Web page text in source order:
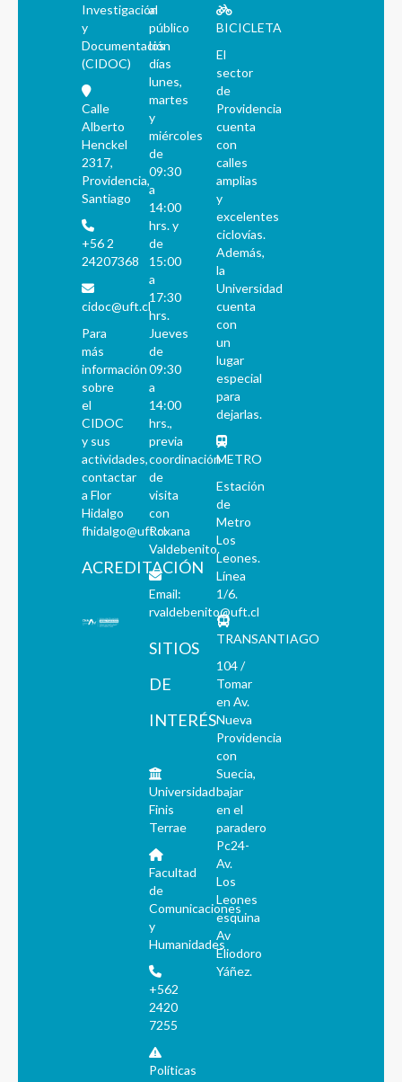
Investigación
y
Documentación
(CIDOC)
Calle
Alberto
Henckel
2317,
Providencia,
Santiago
+56 2
24207368
cidoc@uft.cl
Para
más
información
sobre
el
CIDOC
y sus
actividades,
contactar
a Flor
Hidalgo
fhidalgo@uft.cl
ACREDITACIÓN
al
público
los
días
lunes,
martes
y
miércoles
de
09:30
a
14:00
hrs. y
de
15:00
a
17:30
hrs.
Jueves
de
09:30
a
14:00
hrs.,
previa
coordinación
de
visita
con
Roxana
Valdebenito.
Email:
rvaldebenito@uft.cl
SITIOS
DE
INTERÉS
Universidad
Finis
Terrae
Facultad
de
Comunicaciones
y
Humanidades
+562
2420
7255
Políticas
BICICLETA
El
sector
de
Providencia
cuenta
con
calles
amplias
y
excelentes
ciclovías.
Además,
la
Universidad
cuenta
con
un
lugar
especial
para
dejarlas.
METRO
Estación
de
Metro
Los
Leones.
Línea
1/6.
TRANSANTIAGO
104 /
Tomar
en Av.
Nueva
Providencia
con
Suecia,
bajar
en el
paradero
Pc24-
Av.
Los
Leones
esquina
Av
Eliodoro
Yáñez.